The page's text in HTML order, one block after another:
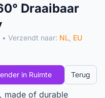
Draaibaar
• Verzendt naar: NL EU
in Ruimte Terug
made of durable